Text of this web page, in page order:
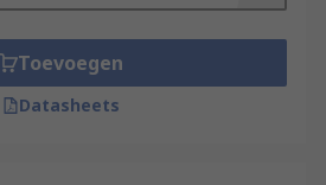
Toevoegen
Datasheets